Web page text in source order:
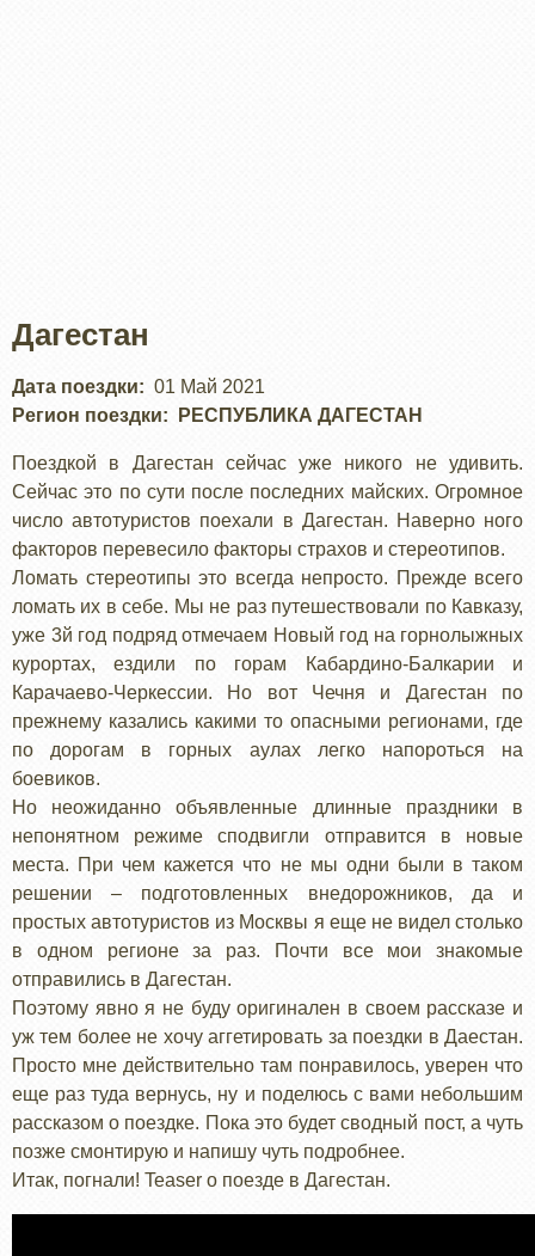
Дагестан
Дата поездки
01 Май 2021
Регион поездки
РЕСПУБЛИКА ДАГЕСТАН
Поездкой в Дагестан сейчас уже никого не удивить.
Сейчас это по сути после последних майских. Огромное
число автотуристов поехали в Дагестан. Наверно ного
факторов перевесило факторы страхов и стереотипов.
Ломать стереотипы это всегда непросто. Прежде всего
ломать их в себе. Мы не раз путешествовали по Кавказу,
уже 3й год подряд отмечаем Новый год на горнолыжных
курортах, ездили по горам Кабардино-Балкарии и
Карачаево-Черкессии. Но вот Чечня и Дагестан по
прежнему казались какими то опасными регионами, где
по дорогам в горных аулах легко напороться на
боевиков.
Но неожиданно объявленные длинные праздники в
непонятном режиме сподвигли отправится в новые
места. При чем кажется что не мы одни были в таком
решении – подготовленных внедорожников, да и
простых автотуристов из Москвы я еще не видел столько
в одном регионе за раз. Почти все мои знакомые
отправились в Дагестан.
Поэтому явно я не буду оригинален в своем рассказе и
уж тем более не хочу аггетировать за поездки в Даестан.
Просто мне действительно там понравилось, уверен что
еще раз туда вернусь, ну и поделюсь с вами небольшим
рассказом о поездке. Пока это будет сводный пост, а чуть
позже смонтирую и напишу чуть подробнее.
Итак, погнали! Teaser о поезде в Дагестан.